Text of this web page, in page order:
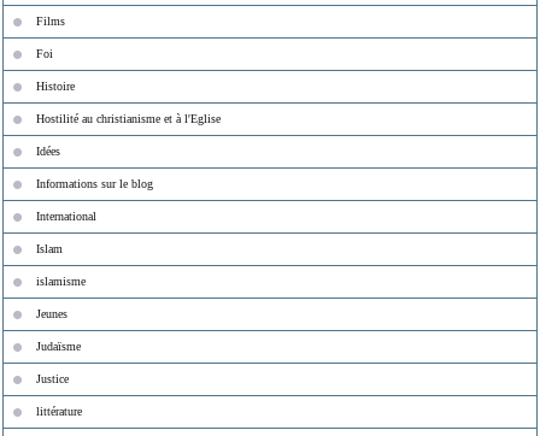
Films
Foi
Histoire
Hostilité au christianisme et à l'Eglise
Idées
Informations sur le blog
International
Islam
islamisme
Jeunes
Judaïsme
Justice
littérature